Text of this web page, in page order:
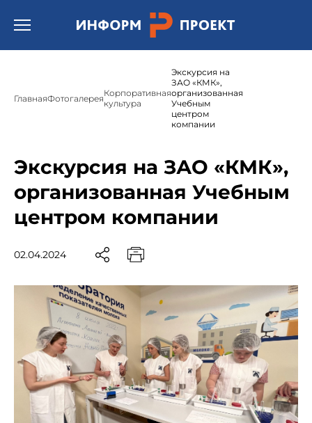
Открыть бургер меню.
ГлавнаяФотогалереяКорпоративная
культура
Экскурсия на
ЗАО «КМК»,
организованная
Учебным
центром
компании
Экскурсия на ЗАО «КМК»,
организованная Учебным
центром компании
02.04.2024